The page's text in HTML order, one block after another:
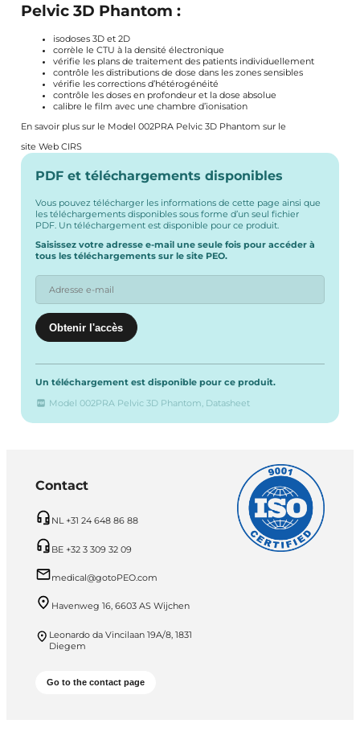
Pelvic 3D Phantom :
isodoses 3D et 2D
corrèle le CTU à la densité électronique
vérifie les plans de traitement des patients individuellement
contrôle les distributions de dose dans les zones sensibles
vérifie les corrections d’hétérogénéité
contrôle les doses en profondeur et la dose absolue
calibre le film avec une chambre d’ionisation
En savoir plus sur le Model 002PRA Pelvic 3D Phantom sur le
site Web CIRS
PDF et téléchargements disponibles
Vous pouvez télécharger les informations de cette page ainsi que
les téléchargements disponibles sous forme d’un seul fichier
PDF. Un téléchargement est disponible pour ce produit.
Saisissez votre adresse e-mail une seule fois pour accéder à
tous les téléchargements sur le site PEO.
Un téléchargement est disponible pour ce produit.
Model 002PRA Pelvic 3D Phantom, Datasheet
Contact
NL +31 24 648 86 88
BE +32 3 309 32 09
medical@gotoPEO.com
Havenweg 16, 6603 AS Wijchen
Leonardo da Vincilaan 19A/8, 1831
Diegem
Go to the contact page